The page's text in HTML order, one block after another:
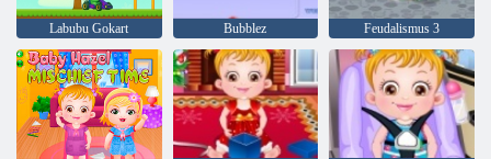
Labubu Gokart Bubblez Feudalismus 3